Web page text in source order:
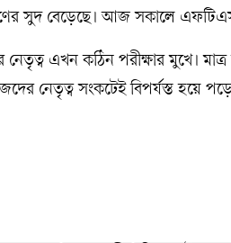
ঋণের সুদ বেড়েছে। আজ সকালে
নেতৃত্ব এখন কঠিন পরীক্ষার মুখে।
নেতৃত্ব সংকটেই বিপর্যস্ত হয়ে